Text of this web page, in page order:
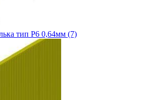
тип P6 0,64мм (7)